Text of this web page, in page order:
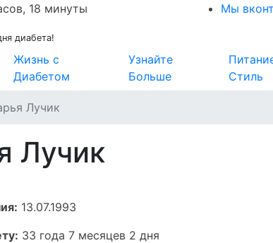
18 минуты
диабета!
Мы
Жизнь с
Диабетом
Узнайте
Больше
Стиль
Лучик
Лучик
13.07.1993
33 года 7 месяцев 2 дня